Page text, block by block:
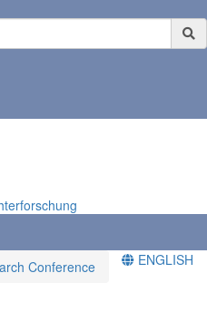
Conference
ENGLISH